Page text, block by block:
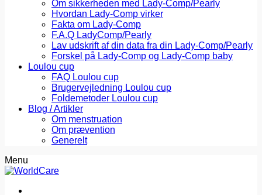
Om sikkerheden med Lady-Comp/Pearly
Hvordan Lady-Comp virker
Fakta om Lady-Comp
F.A.Q LadyComp/Pearly
Lav udskrift af din data fra din Lady-Comp/Pearly
Forskel på Lady-Comp og Lady-Comp baby
Loulou cup
FAQ Loulou cup
Brugervejledning Loulou cup
Foldemetoder Loulou cup
Blog / Artikler
Om menstruation
Om prævention
Generelt
Menu